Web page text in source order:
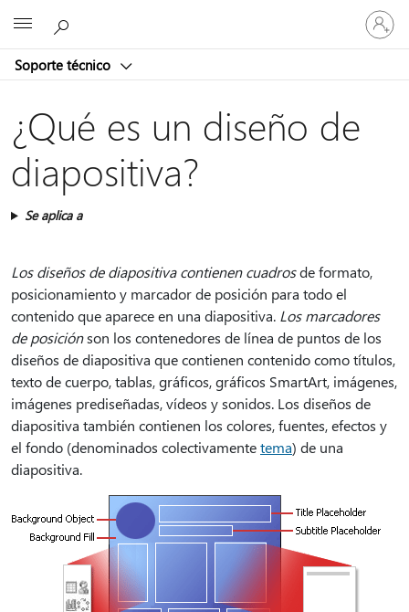
Soporte técnico
Iniciar
sesión
en
cuenta
¿Qué es un diseño de
diapositiva?
Se aplica a
Los diseños de diapositiva contienen cuadrosde formato,
posicionamiento y marcador de posición para todo el
contenido que aparece en una diapositiva. Los marcadores
de posiciónson los contenedores de línea de puntos de los
diseños de diapositiva que contienen contenido como títulos,
texto de cuerpo, tablas, gráficos, gráficos SmartArt, imágenes,
imágenes prediseñadas, vídeos y sonidos. Los diseños de
diapositiva también contienen los colores, fuentes, efectos y
el fondo (denominados colectivamentetema) de una
diapositiva.